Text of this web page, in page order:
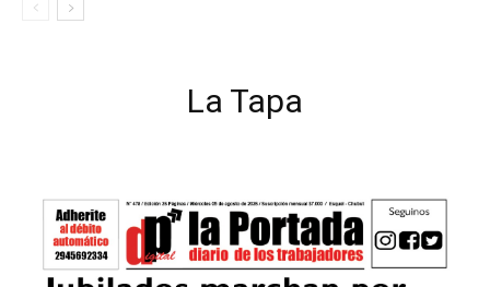
La Tapa